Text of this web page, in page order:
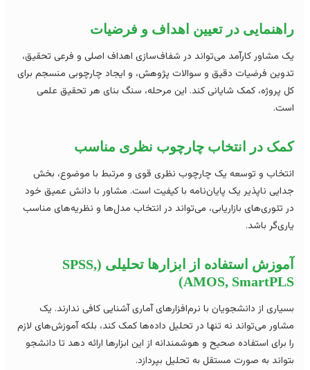
در تعیین اهداف و فرضیات
مشاور کارآمد می‌تواند در شفاف‌سازی اهداف اصلی و فرعی تحقیق،
فرضیات دقیق و سوالات پژوهش، و ایجاد چارچوبی منسجم برای
پروژه، کمک شایانی کند. این مرحله، سنگ بنای هر تحقیق علمی
در انتخاب چارچوب نظری مناسب
و توسعه یک چارچوب نظری قوی و مرتبط با موضوع، بخش
ناپذیر یک پایان‌نامه با کیفیت است. مشاور با دانش عمیق خود
تئوری‌های بازاریابی، می‌تواند در انتخاب مدل‌ها و نظریه‌های مناسب
باشد.
آموزش استفاده از ابزارها تحلیلی (SPSS,
AMOS,
از دانشجویان با نرم‌افزارهای آماری آشنایی کافی ندارند. یک
می‌تواند نه تنها در تحلیل داده‌ها کمک کند، بلکه آموزش‌های لازم
برای استفاده صحیح و هوشمندانه از این ابزارها ارائه دهد تا دانشجو
به صورت مستقل به تحلیل بپردازد.